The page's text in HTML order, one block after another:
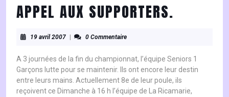
APPEL AUX SUPPORTERS.
19 avril 200719
2007
0 Commentaire
A 3 journées de la fin du championnat, l’équipe Seniors 1
Garçons lutte pour se maintenir. Ils ont encore leur destin
entre leurs mains. Actuellement 8e de leur poule, ils
reçoivent ce Dimanche à 16 h l’équipe de La Ricamarie,